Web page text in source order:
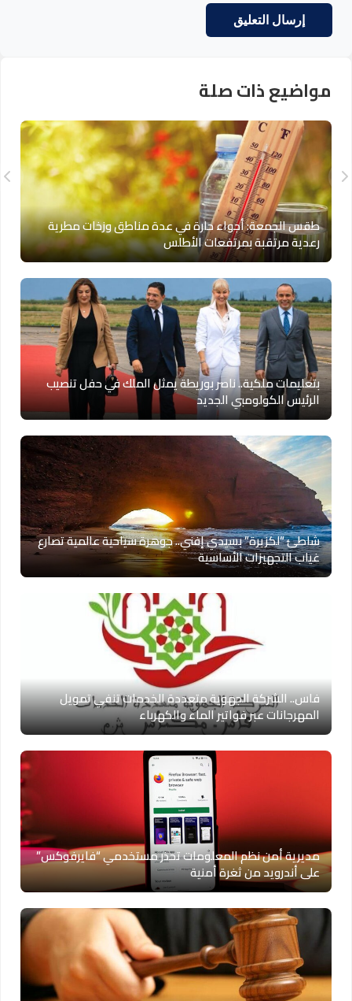
مواضيع ذات صلة
طقس الجمعة: أجواء حارة في عدة مناطق وزخات مطرية
رعدية مرتقبة بمرتفعات الأطلس
بتعليمات ملكية.. ناصر بوريطة يمثل الملك في حفل تنصيب
الرئيس الكولومبي الجديد
شاطئ “لكزيرة” بسيدي إفني.. جوهرة سياحية عالمية تصارع
غياب التجهيزات الأساسية
فاس.. الشركة الجهوية متعددة الخدمات تنفي تمويل
المهرجانات عبر فواتير الماء والكهرباء
مديرية أمن نظم المعلومات تحذر مستخدمي “فايرفوكس”
على أندرويد من ثغرة أمنية